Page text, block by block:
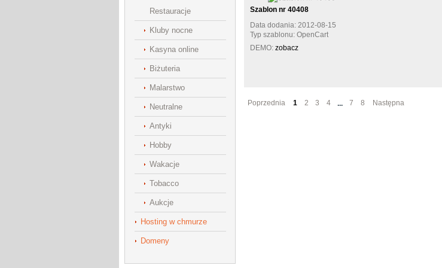
Restauracje
Kluby nocne
Kasyna online
Biżuteria
Malarstwo
Neutralne
Antyki
Hobby
Wakacje
Tobacco
Aukcje
Hosting w chmurze
Domeny
Szablon nr 40408
Data dodania: 2012-08-15
Typ szablonu: OpenCart
DEMO: zobacz
Poprzednia 1 2 3 4 ... 7 8 Następna